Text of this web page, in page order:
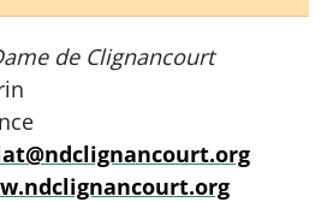
de Clignancourt